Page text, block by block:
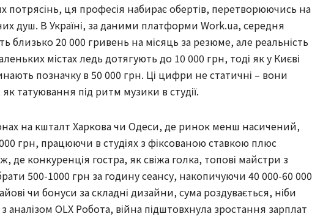
потрясінь, ця професія набирає обертів, перетворюючись на
душ. В Україні, за даними платформи Work.ua, середня
близько 20 000 гривень на місяць за резюме, але реальність
містах ледь дотягують до 10 000 грн, тоді як у Києві
позначку в 50 000 грн. Ці цифри не статичні – вони
татуювання під ритм музики в студії.
на кшталт Харкова чи Одеси, де ринок менш насичений,
грн, працюючи в студіях з фіксованою ставкою плюс
ж, де конкуренція гостра, як свіжа голка, топові майстри з
500-1000 грн за годину сеансу, накопичуючи 40 000-60 000
чи бонуси за складні дизайни, сума роздувається, ніби
аналізом OLX Робота, війна підштовхнула зростання зарплат